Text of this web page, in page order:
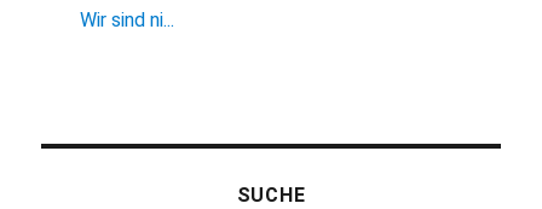
Wir sind ni...
SUCHE